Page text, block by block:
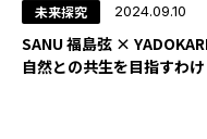
未来探究 2024.09.10
SANU 福島弦 ×
自然との共生を目指すわけ